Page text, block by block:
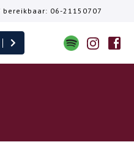
bereikbaar: 06-21150707